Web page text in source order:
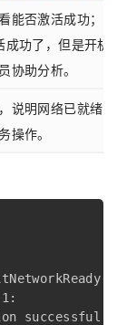
能否激活成功；
成功了，但是开机
协助分析。
说明网络已就绪，
操作。
successful.')